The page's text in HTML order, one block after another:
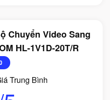
Chuyển Video Sang
HL-1V1D-20T/R
Trung Bình